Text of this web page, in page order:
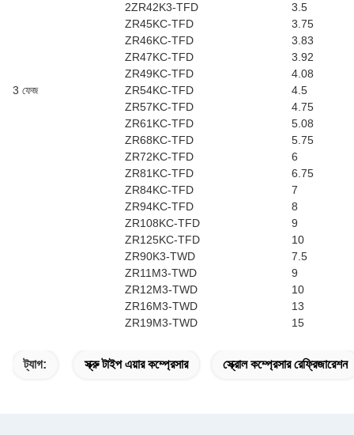
3 ফেজ
2ZR42K3-TFD
3.5
ZR45KC-TFD
3.75
ZR46KC-TFD
3.83
ZR47KC-TFD
3.92
ZR49KC-TFD
4.08
ZR54KC-TFD
4.5
ZR57KC-TFD
4.75
ZR61KC-TFD
5.08
ZR68KC-TFD
5.75
ZR72KC-TFD
6
ZR81KC-TFD
6.75
ZR84KC-TFD
7
ZR94KC-TFD
8
ZR108KC-TFD
9
ZR125KC-TFD
10
ZR90K3-TWD
7.5
ZR11M3-TWD
9
ZR12M3-TWD
10
ZR16M3-TWD
13
ZR19M3-TWD
15
ট্যাগ: স্ক্রু টাইপ এয়ার কম্প্রেসার স্ক্রোল কম্প্রেসার রেফ্রিজারেশন